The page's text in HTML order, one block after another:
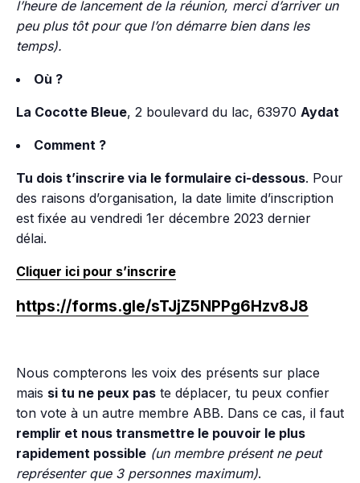
l’heure de lancement de la réunion, merci d’arriver un
peu plus tôt pour que l’on démarre bien dans les
temps).
Où ?
La Cocotte Bleue, 2 boulevard du lac, 63970 Aydat
Comment ?
Tu dois t’inscrire via le formulaire ci-dessous. Pour
des raisons d’organisation, la date limite d’inscription
est fixée au vendredi 1er décembre 2023 dernier
délai.
Cliquer ici pour s’inscrire
https://forms.gle/sTJjZ5NPPg6Hzv8J8
Nous compterons les voix des présents sur place
mais si tu ne peux pas te déplacer, tu peux confier
ton vote à un autre membre ABB. Dans ce cas, il faut
remplir et nous transmettre le pouvoir le plus
rapidement possible (un membre présent ne peut
représenter que 3 personnes maximum).